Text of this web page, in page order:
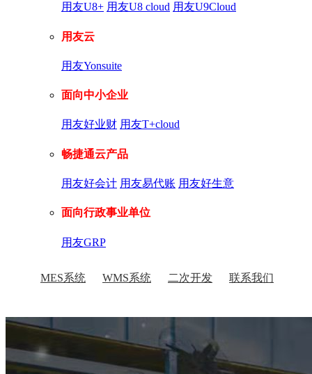
用友U8+ 用友U8 cloud 用友U9Cloud
用友云
用友Yonsuite
面向中小企业
用友好业财 用友T+cloud
畅捷通云产品
用友好会计 用友易代账 用友好生意
面向行政事业单位
用友GRP
MES系统 WMS系统 二次开发 联系我们